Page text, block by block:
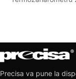
Precisa va pune la